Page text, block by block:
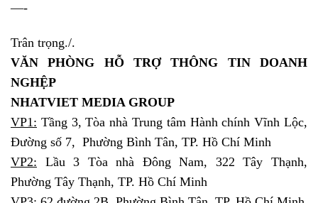
—-
Trân trọng./.
VĂN PHÒNG HỖ TRỢ THÔNG TIN DOANH
NGHỆP
NHATVIET MEDIA GROUP
VP1: Tầng 3, Tòa nhà Trung tâm Hành chính Vĩnh Lộc,
Đường số 7, Phường Bình Tân, TP. Hồ Chí Minh
VP2: Lầu 3 Tòa nhà Đông Nam, 322 Tây Thạnh,
Phường Tây Thạnh, TP. Hồ Chí Minh